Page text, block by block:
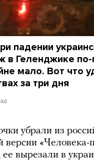
падении
в Геленджике
мало. Вот что
за три дня
убрали из
версии «Человека-
вырезали в